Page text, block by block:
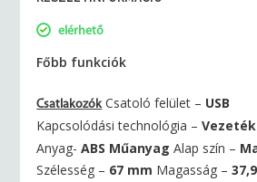
elérhető
Főbb funkciók
Csatlakozók Csatoló felület – USB
Kapcsolódási technológia –
Anyag-ABS Műanyag Alap szín –
Szélesség – 67 mm Magasság –